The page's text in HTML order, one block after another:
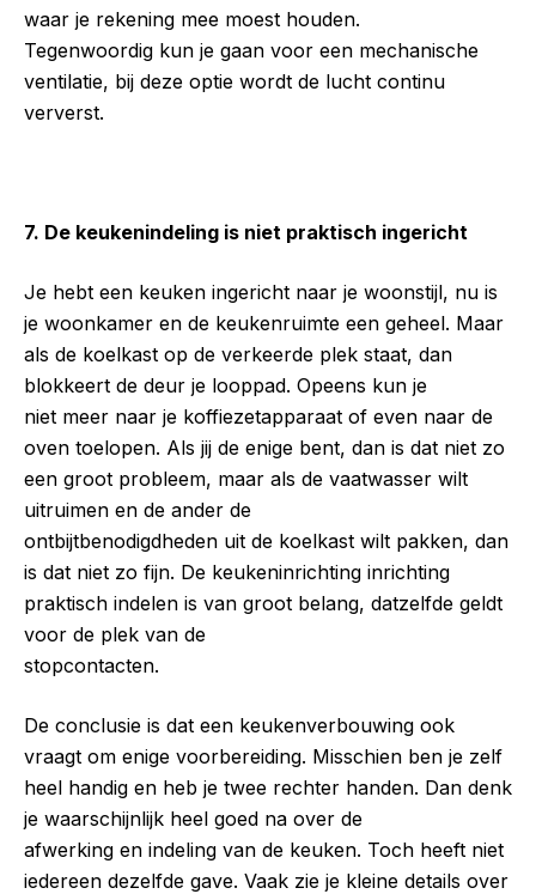
waar je rekening mee moest houden.
Tegenwoordig kun je gaan voor een mechanische
ventilatie, bij deze optie wordt de lucht continu
ververst.
7. De keukenindeling is niet praktisch ingericht
Je hebt een keuken ingericht naar je woonstijl, nu is
je woonkamer en de keukenruimte een geheel. Maar
als de koelkast op de verkeerde plek staat, dan
blokkeert de deur je looppad. Opeens kun je
niet meer naar je koffiezetapparaat of even naar de
oven toelopen. Als jij de enige bent, dan is dat niet zo
een groot probleem, maar als de vaatwasser wilt
uitruimen en de ander de
ontbijtbenodigdheden uit de koelkast wilt pakken, dan
is dat niet zo fijn. De keukeninrichting inrichting
praktisch indelen is van groot belang, datzelfde geldt
voor de plek van de
stopcontacten.
De conclusie is dat een keukenverbouwing ook
vraagt om enige voorbereiding. Misschien ben je zelf
heel handig en heb je twee rechter handen. Dan denk
je waarschijnlijk heel goed na over de
afwerking en indeling van de keuken. Toch heeft niet
iedereen dezelfde gave. Vaak zie je kleine details over